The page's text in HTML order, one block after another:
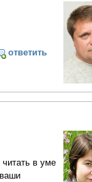
ответить
в уме